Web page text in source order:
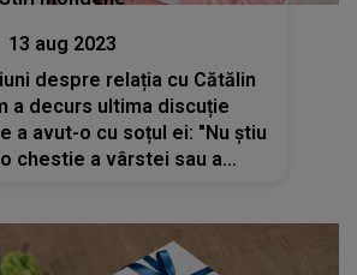
13 aug 2023
despre relația cu Cătălin
a avut-o cu soțul ei: "Nu știu
chestie a vârstei sau a